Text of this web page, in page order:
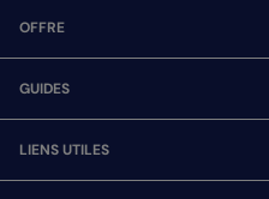
OFFRE
GUIDES
LIENS UTILES